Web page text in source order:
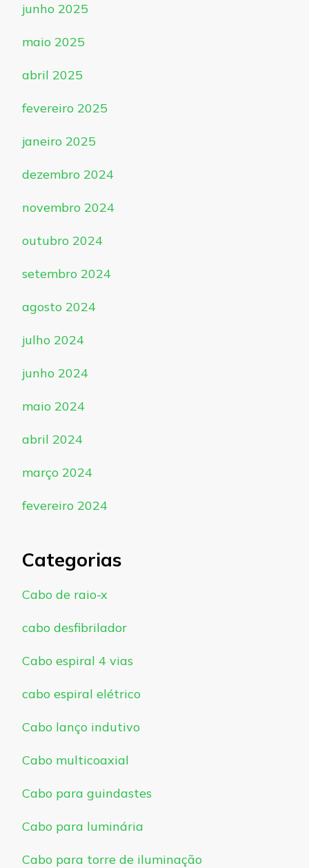
junho 2025
maio 2025
abril 2025
fevereiro 2025
janeiro 2025
dezembro 2024
novembro 2024
outubro 2024
setembro 2024
agosto 2024
julho 2024
junho 2024
maio 2024
abril 2024
março 2024
fevereiro 2024
Categorias
Cabo de raio-x
cabo desfibrilador
Cabo espiral 4 vias
cabo espiral elétrico
Cabo lanço indutivo
Cabo multicoaxial
Cabo para guindastes
Cabo para luminária
Cabo para torre de iluminação